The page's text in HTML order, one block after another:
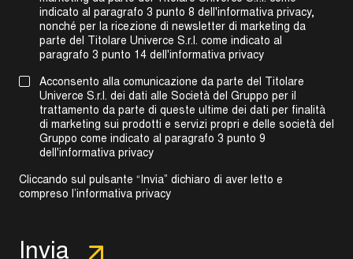
indicato al paragrafo 3 punto 8 dell'informativa privacy,
nonché per la ricezione di newsletter di marketing da
parte del Titolare Univerce S.r.l. come indicato al
paragrafo 3 punto 14 dell'informativa privacy
Acconsento alla comunicazione da parte del Titolare
Univerce S.r.l. dei dati alle Società del Gruppo per il
trattamento da parte di queste ultime dei dati per finalità
di marketing sui prodotti e servizi propri e delle società del
Gruppo come indicato al paragrafo 3 punto 9
dell'informativa privacy
Cliccando sul pulsante “Invia” dichiaro di aver letto e
compreso l’informativa privacy